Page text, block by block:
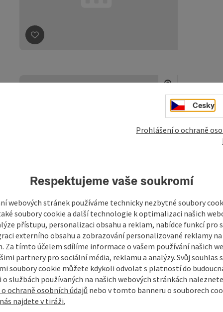
Označit příspěvek
Označit příspěvek: Linedance-Kurs in Lasberg
4.
Cesky
Prohlášení o ochraně
Respektujeme vaše soukromí
webových stránek používáme technicky nezbytné soubory
soubory cookie a další technologie k optimalizaci našich
přístupu, personalizaci obsahu a reklam, nabídce funkcí pro
externího obsahu a zobrazování personalizované reklamy
Za tímto účelem sdílíme informace o vašem používání našich
partnery pro sociální média, reklamu a analýzy. Svůj souhlas
soubory cookie můžete kdykoli odvolat s platností do
službách používaných na našich webových stránkách
ochraně osobních údajů nebo v tomto banneru o souborech
najdete v tiráži.